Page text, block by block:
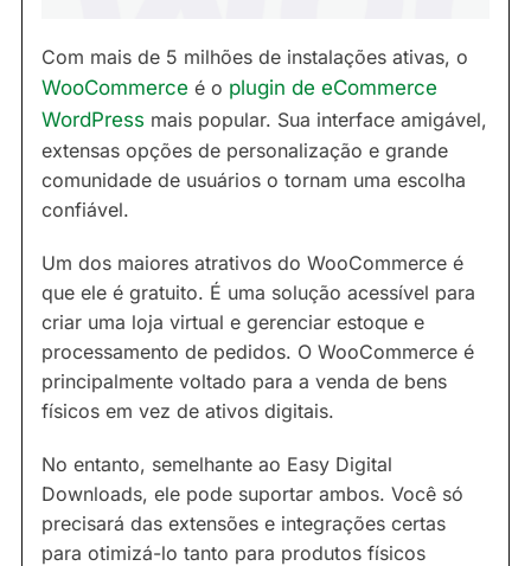
Com mais de 5 milhões de instalações ativas, o
WooCommerce é o plugin de eCommerce
WordPress mais popular. Sua interface amigável,
extensas opções de personalização e grande
comunidade de usuários o tornam uma escolha
confiável.
Um dos maiores atrativos do WooCommerce é
que ele é gratuito. É uma solução acessível para
criar uma loja virtual e gerenciar estoque e
processamento de pedidos. O WooCommerce é
principalmente voltado para a venda de bens
físicos em vez de ativos digitais.
No entanto, semelhante ao Easy Digital
Downloads, ele pode suportar ambos. Você só
precisará das extensões e integrações certas
para otimizá-lo tanto para produtos físicos